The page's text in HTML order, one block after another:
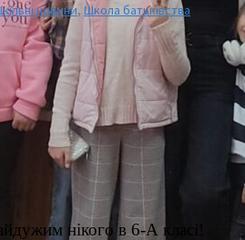
новини, Школа батьківства
нікого в 6-А класі!